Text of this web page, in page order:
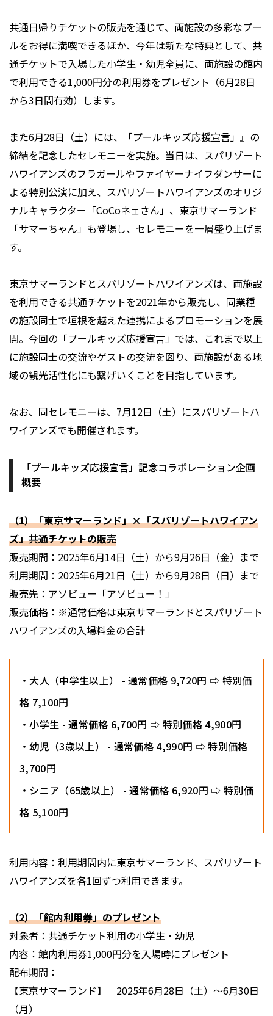
共通日帰りチケットの販売を通じて、両施設の多彩なプー
ルをお得に満喫できるほか、今年は新たな特典として、共
通チケットで入場した小学生・幼児全員に、両施設の館内
で利用できる1,000円分の利用券をプレゼント（6月28日
から3日間有効）します。
また6月28日（土）には、「プールキッズ応援宣言」』の
締結を記念したセレモニーを実施。当日は、スパリゾート
ハワイアンズのフラガールやファイヤーナイフダンサーに
よる特別公演に加え、スパリゾートハワイアンズのオリジ
ナルキャラクター「CoCoネェさん」、東京サマーランド
「サマーちゃん」も登場し、セレモニーを一層盛り上げま
す。
東京サマーランドとスパリゾートハワイアンズは、両施設
を利用できる共通チケットを2021年から販売し、同業種
の施設同士で垣根を越えた連携によるプロモーションを展
開。今回の「プールキッズ応援宣言」では、これまで以上
に施設同士の交流やゲストの交流を図り、両施設がある地
域の観光活性化にも繋げいくことを目指しています。
なお、同セレモニーは、7月12日（土）にスパリゾートハ
ワイアンズでも開催されます。
「プールキッズ応援宣言」記念コラボレーション企画
概要
（1）「東京サマーランド」×「スパリゾートハワイアン
ズ」共通チケットの販売
販売期間：2025年6月14日（土）から9月26日（金）まで
利用期間：2025年6月21日（土）から9月28日（日）まで
販売先：アソビュー「アソビュー！」
販売価格：※通常価格は東京サマーランドとスパリゾート
ハワイアンズの入場料金の合計
・大人（中学生以上） - 通常価格 9,720円 ⇨ 特別価
格 7,100円
・小学生 - 通常価格 6,700円 ⇨ 特別価格 4,900円
・幼児（3歳以上） - 通常価格 4,990円 ⇨ 特別価格
3,700円
・シニア（65歳以上） - 通常価格 6,920円 ⇨ 特別価
格 5,100円
利用内容：利用期間内に東京サマーランド、スパリゾート
ハワイアンズを各1回ずつ利用できます。
（2）「館内利用券」のプレゼント
対象者：共通チケット利用の小学生・幼児
内容：館内利用券1,000円分を入場時にプレゼント
配布期間：
【東京サマーランド】 2025年6月28日（土）〜6月30日
（月）